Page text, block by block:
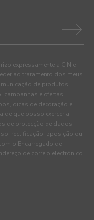
expressamente a CIN e
ao tratamento dos meus
de produtos,
campanhas e ofertas
dicas de decoração e
de que posso exercer a
de protecção de dados,
rectificação, oposição ou
o Encarregado de
de correio electrónico